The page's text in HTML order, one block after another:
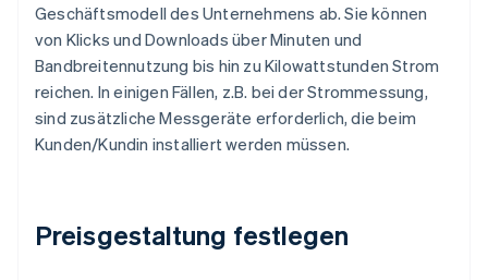
Geschäftsmodell des Unternehmens ab. Sie können
von Klicks und Downloads über Minuten und
Bandbreitennutzung bis hin zu Kilowattstunden Strom
reichen. In einigen Fällen, z.B. bei der Strommessung,
sind zusätzliche Messgeräte erforderlich, die beim
Kunden/Kundin installiert werden müssen.
Preisgestaltung festlegen